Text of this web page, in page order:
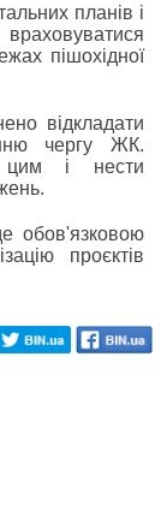
планів і
пішохідної
відкладати
чергу ЖК.
і нести
обов'язковою
проєктів